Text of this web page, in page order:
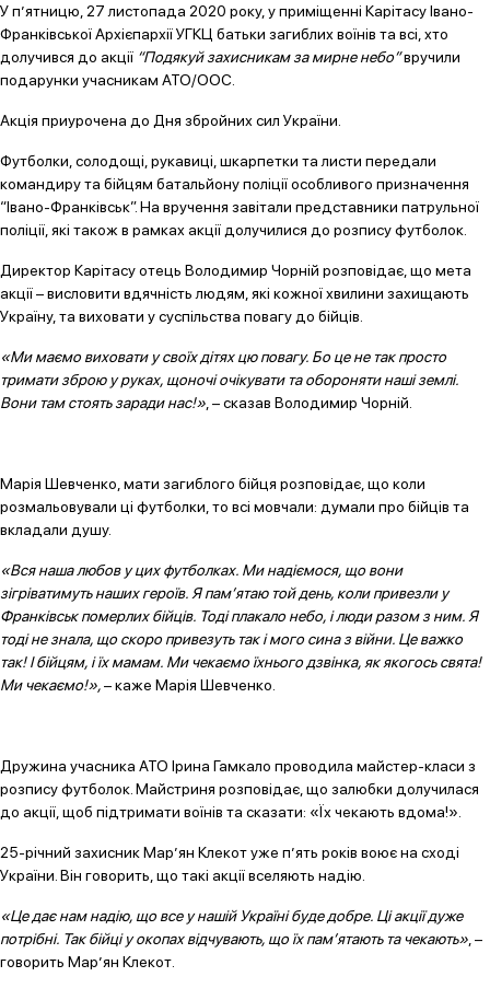
У п’ятницю, 27 листопада 2020 року, у приміщенні Карітасу Івано-
Франківської Архієпархії УГКЦ батьки загиблих воїнів та всі, хто
долучився до акції “Подякуй захисникам за мирне небо”вручили
подарунки учасникам АТО/ООС.
Акція приурочена до Дня збройних сил України.
Футболки, солодощі, рукавиці, шкарпетки та листи передали
командиру та бійцям батальйону поліції особливого призначення
“Івано-Франківськ”. На вручення завітали представники патрульної
поліції, які також в рамках акції долучилися до розпису футболок.
Директор Карітасу отець Володимир Чорній розповідає, що мета
акції – висловити вдячність людям, які кожної хвилини захищають
Україну, та виховати у суспільства повагу до бійців.
«Ми маємо виховати у своїх дітях цю повагу. Бо це не так просто
тримати зброю у руках, щоночі очікувати та обороняти наші землі.
Вони там стоять заради нас!» , – сказав Володимир Чорній.
Марія Шевченко, мати загиблого бійця розповідає, що коли
розмальовували ці футболки, то всі мовчали: думали про бійців та
вкладали душу.
«Вся наша любов у цих футболках. Ми надіємося, що вони
зігріватимуть наших героїв. Я пам’ятаю той день, коли привезли у
Франківськ померлих бійців. Тоді плакало небо, і люди разом з ним. Я
тоді не знала, що скоро привезуть так і мого сина з війни. Це важко
так! І бійцям, і їх мамам. Ми чекаємо їхнього дзвінка, як якогось свята!
Ми чекаємо!»,– каже Марія Шевченко.
Дружина учасника АТО Ірина Гамкало проводила майстер-класи з
розпису футболок. Майстриня розповідає, що залюбки долучилася
до акції, щоб підтримати воїнів та сказати: «Їх чекають вдома!».
25-річний захисник Мар’ян Клекот уже п’ять років воює на сході
України. Він говорить, що такі акції вселяють надію.
«Це дає нам надію, що все у нашій Україні буде добре. Ці акції дуже
потрібні. Так бійці у окопах відчувають, що їх пам’ятають та чекають» , –
говорить Мар’ян Клекот.